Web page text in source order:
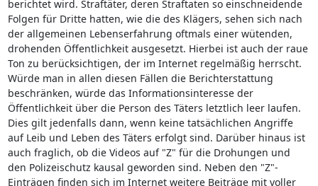
berichtet wird. Straftäter, deren Straftaten so einschneidende
Folgen für Dritte hatten, wie die des Klägers, sehen sich nach
der allgemeinen Lebenserfahrung oftmals einer wütenden,
drohenden Öffentlichkeit ausgesetzt. Hierbei ist auch der raue
Ton zu berücksichtigen, der im Internet regelmäßig herrscht.
Würde man in allen diesen Fällen die Berichterstattung
beschränken, würde das Informationsinteresse der
Öffentlichkeit über die Person des Täters letztlich leer laufen.
Dies gilt jedenfalls dann, wenn keine tatsächlichen Angriffe
auf Leib und Leben des Täters erfolgt sind. Darüber hinaus ist
auch fraglich, ob die Videos auf "Z" für die Drohungen und
den Polizeischutz kausal geworden sind. Neben den "Z"-
Einträgen finden sich im Internet weitere Beiträge mit voller